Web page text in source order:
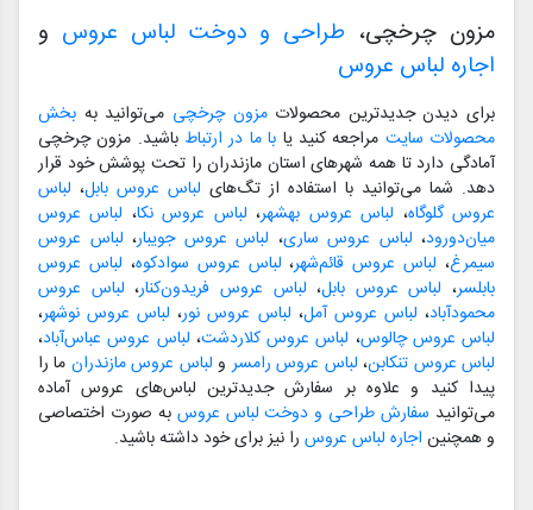
مزون چرخچی، طراحی و دوخت لباس عروس و
اجاره لباس عروس
برای دیدن جدیدترین محصولاتمزون چرخچی می‌توانید به بخش
محصولات سایت مراجعه کنید یا با ما در ارتباط باشید. مزون چرخچی
آمادگی دارد تا همه شهرهای استان مازندران را تحت پوشش خود قرار
دهد. شما می‌توانید با استفاده از تگ‌های لباس عروس بابل، لباس
عروس گلوگاه، لباس عروس بهشهر، لباس عروس نکا، لباس عروس
میان‌دورود، لباس عروس ساری، لباس عروس جویبار، لباس عروس
سیمرغ، لباس عروس قائم‌شهر، لباس عروس سوادکوه، لباس عروس
بابلسر، لباس عروس بابل، لباس عروس فریدون‌کنار، لباس عروس
محمودآباد، لباس عروس آمل، لباس عروس نور، لباس عروس نوشهر،
لباس عروس چالوس، لباس عروس کلاردشت، لباس عروس عباس‌آباد،
لباس عروس تنکابن، لباس عروس رامسر و لباس عروس مازندران ما را
پیدا کنید و علاوه بر سفارش جدیدترین لباس‌های عروس آماده
می‌توانید سفارش طراحی و دوخت لباس عروس به صورت اختصاصی
و همچنین اجاره لباس عروس را نیز برای خود داشته باشید.